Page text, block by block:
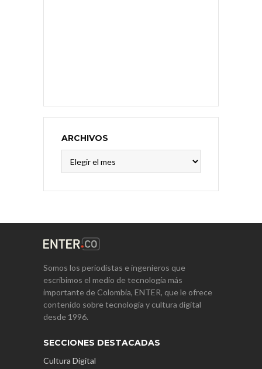
ARCHIVOS
Somos los periodistas e ingenieros que
escribimos el medio de tecnología más
importante de Colombia, ENTER, que le ofrece
contenido sobre tecnología y cultura digital
desde 1996.
SECCIONES DESTACADAS
Cultura Digital